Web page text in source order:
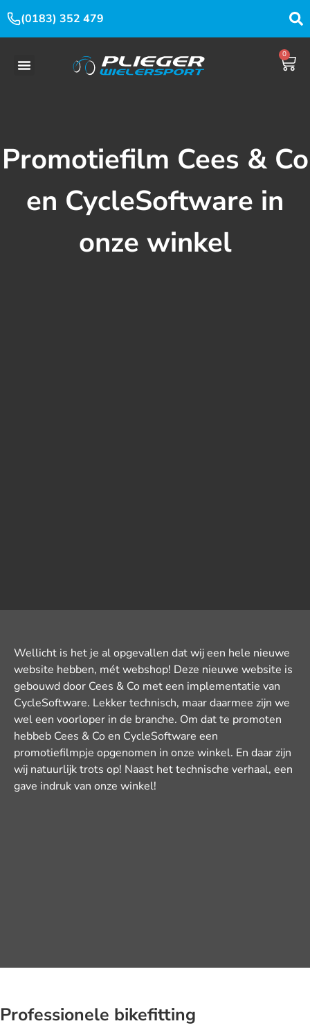
(0183) 352 479
0
Promotiefilm Cees & Co
en CycleSoftware in
onze winkel
Wellicht is het je al opgevallen dat wij een hele nieuwe
website hebben, mét webshop! Deze nieuwe website is
gebouwd door Cees & Co met een implementatie van
CycleSoftware. Lekker technisch, maar daarmee zijn we
wel een voorloper in de branche. Om dat te promoten
hebbeb Cees & Co en CycleSoftware een
promotiefilmpje opgenomen in onze winkel. En daar zijn
wij natuurlijk trots op! Naast het technische verhaal, een
gave indruk van onze winkel!
Professionele bikefitting